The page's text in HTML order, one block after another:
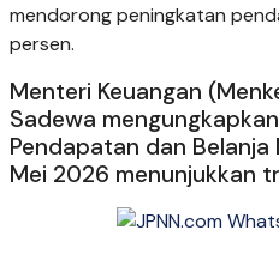
mendorong peningkatan
persen.
Menteri Keuangan
Sadewa
Pendapatan dan Belanja
Mei 2026 menunjukkan